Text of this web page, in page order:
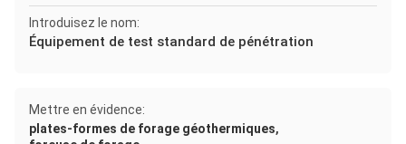
Introduisez le nom:
Équipement de test standard de pénétration
Mettre en évidence:
plates-formes de forage géothermiques,